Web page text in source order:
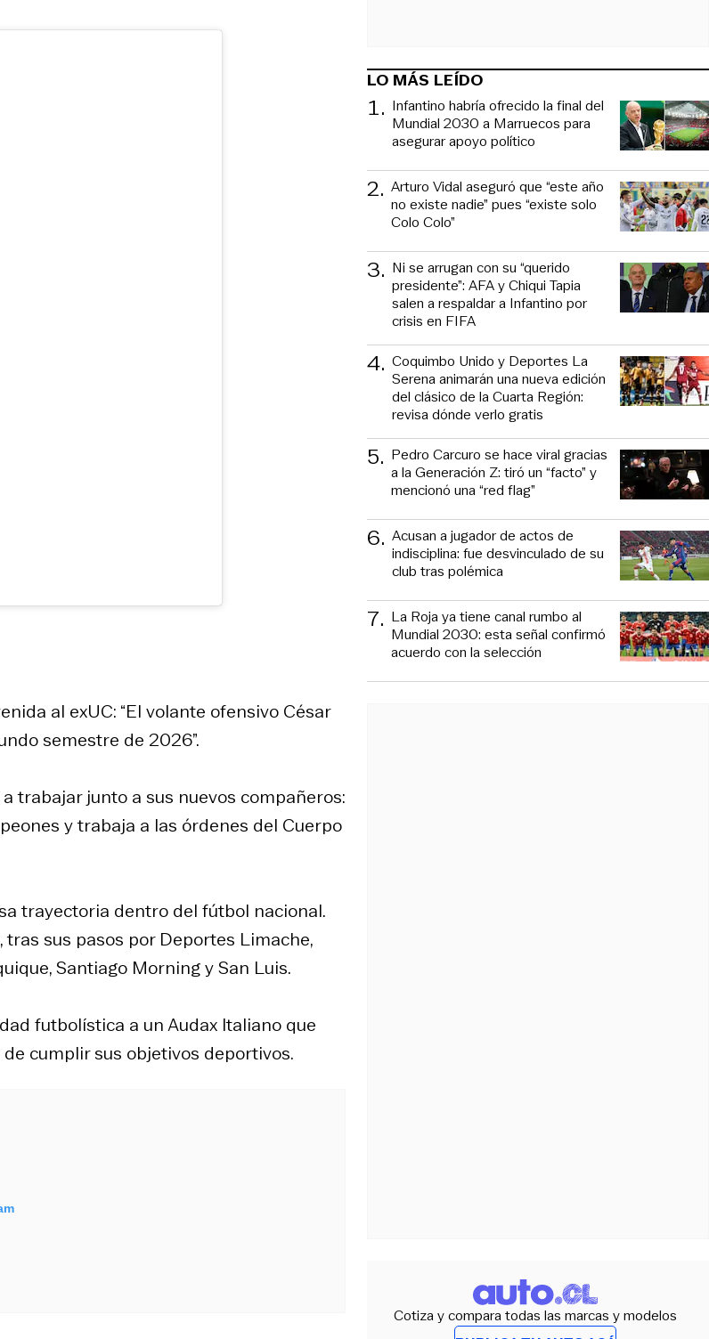
al exUC: “El volante ofensivo César
semestre de 2026”.
trabajar junto a sus nuevos compañeros:
y trabaja a las órdenes del Cuerpo
trayectoria dentro del fútbol nacional.
sus pasos por Deportes Limache,
Santiago Morning y San Luis.
futbolística a un Audax Italiano que
cumplir sus objetivos deportivos.
LO MÁS LEÍDO
1. Infantino habría ofrecido la final del
Mundial 2030 a Marruecos para
asegurar apoyo político
2. Arturo Vidal aseguró que “este año
no existe nadie” pues “existe solo
Colo Colo”
3. Ni se arrugan con su “querido
presidente”: AFA y Chiqui Tapia
salen a respaldar a Infantino por
crisis en FIFA
4. Coquimbo Unido y Deportes La
Serena animarán una nueva edición
del clásico de la Cuarta Región:
revisa dónde verlo gratis
5. Pedro Carcuro se hace viral gracias
a la Generación Z: tiró un “facto” y
mencionó una “red flag”
6. Acusan a jugador de actos de
indisciplina: fue desvinculado de su
club tras polémica
7. La Roja ya tiene canal rumbo al
Mundial 2030: esta señal confirmó
acuerdo con la selección
Cotiza y compara todas las marcas y modelos